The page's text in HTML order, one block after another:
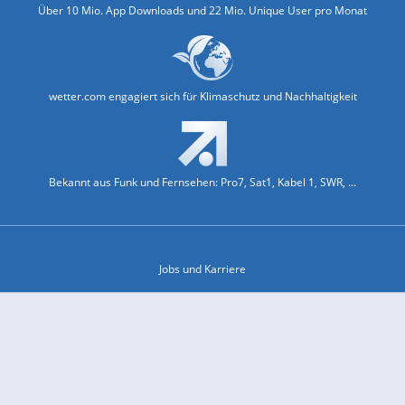
Über 10 Mio. App Downloads und 22 Mio. Unique User pro Monat
wetter.com engagiert sich für Klimaschutz und Nachhaltigkeit
Bekannt aus Funk und Fernsehen: Pro7, Sat1, Kabel 1, SWR, ...
Jobs und Karriere